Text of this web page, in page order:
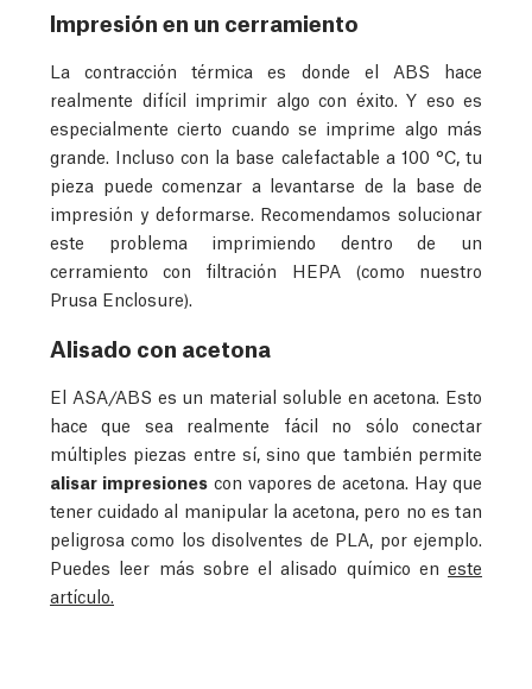
Impresión en un cerramiento
La contracción térmica es donde el ABS hace
realmente difícil imprimir algo con éxito. Y eso es
especialmente cierto cuando se imprime algo más
grande. Incluso con la base calefactable a 100 °C, tu
pieza puede comenzar a levantarse de la base de
impresión y deformarse. Recomendamos solucionar
este problema imprimiendo dentro de un
cerramiento con filtración HEPA (como nuestro
Prusa Enclosure).
Alisado con acetona
El ASA/ABS es un material soluble en acetona. Esto
hace que sea realmente fácil no sólo conectar
múltiples piezas entre sí, sino que también permite
alisar impresionescon vapores de acetona. Hay que
tener cuidado al manipular la acetona, pero no es tan
peligrosa como los disolventes de PLA, por ejemplo.
Puedes leer más sobre el alisado químico en este
artículo.